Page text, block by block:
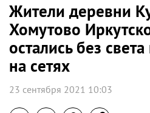
Жители деревни
Хомутово
остались без
на сетях
23 сентября 2021 10:03